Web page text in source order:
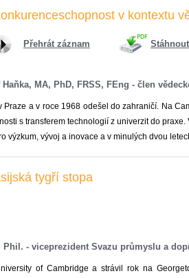
v kontextu
Přehrát záznam
MA, PhD, FRSS, FEng - člen
Praze a v roce 1968 odešel do zahraničí. Na
s transferem technologií z univerzit do
výzkum, vývoj a inovace a v minulých dvou
tygří stopa
Phil. - viceprezident Svazu průmyslu a
of Cambridge a strávil rok na